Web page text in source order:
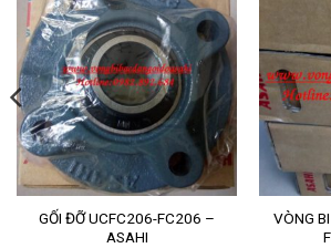
GỐI ĐỠ UCFC206-FC206 –
ASAHI
VÒNG